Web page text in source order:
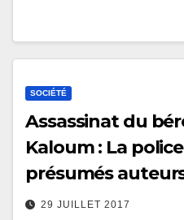
SOCIÉTÉ
Assassinat du
Kaloum : La
présumés
29 JUILLET 2017